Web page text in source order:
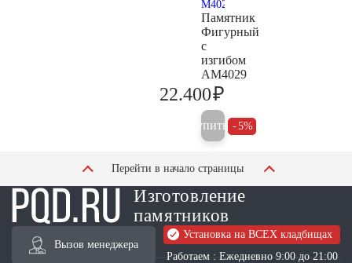
Памятник
Фигурный
с
изгибом
AM4029
22.400₽
Купить 5%
Перейти в начало страницы
Изготовление
памятников
Вызов менеджера
Установка на ВСЕХ кладбищах
Работаем : Ежедневно 9:00 до 21:00